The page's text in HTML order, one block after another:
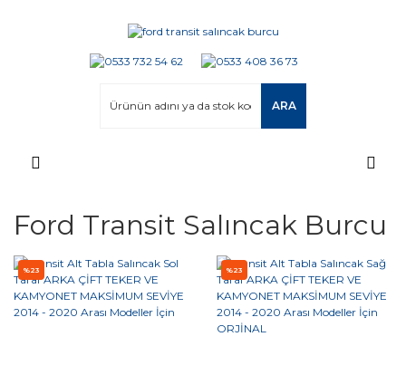
ARA
Ford Transit Salıncak Burcu
%23 %23